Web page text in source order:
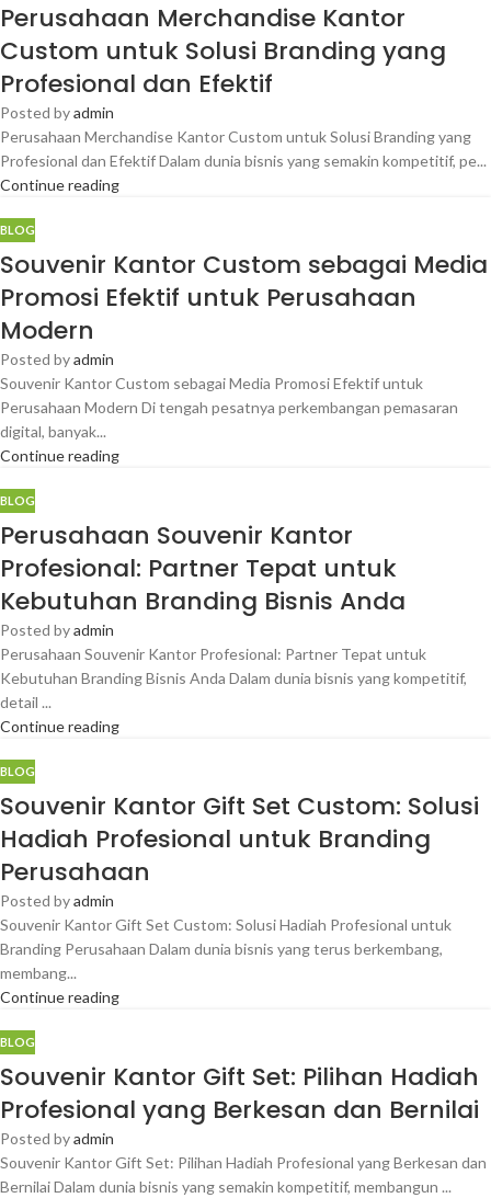
Perusahaan Merchandise Kantor
Custom untuk Solusi Branding yang
Profesional dan Efektif
Posted byadmin
Perusahaan Merchandise Kantor Custom untuk Solusi Branding yang
Profesional dan Efektif Dalam dunia bisnis yang semakin kompetitif, pe...
Continue reading
BLOG
Souvenir Kantor Custom sebagai Media
Promosi Efektif untuk Perusahaan
Modern
Posted byadmin
Souvenir Kantor Custom sebagai Media Promosi Efektif untuk
Perusahaan Modern Di tengah pesatnya perkembangan pemasaran
digital, banyak...
Continue reading
BLOG
Perusahaan Souvenir Kantor
Profesional: Partner Tepat untuk
Kebutuhan Branding Bisnis Anda
Posted byadmin
Perusahaan Souvenir Kantor Profesional: Partner Tepat untuk
Kebutuhan Branding Bisnis Anda Dalam dunia bisnis yang kompetitif,
detail ...
Continue reading
BLOG
Souvenir Kantor Gift Set Custom: Solusi
Hadiah Profesional untuk Branding
Perusahaan
Posted byadmin
Souvenir Kantor Gift Set Custom: Solusi Hadiah Profesional untuk
Branding Perusahaan Dalam dunia bisnis yang terus berkembang,
membang...
Continue reading
BLOG
Souvenir Kantor Gift Set: Pilihan Hadiah
Profesional yang Berkesan dan Bernilai
Posted byadmin
Souvenir Kantor Gift Set: Pilihan Hadiah Profesional yang Berkesan dan
Bernilai Dalam dunia bisnis yang semakin kompetitif, membangun ...